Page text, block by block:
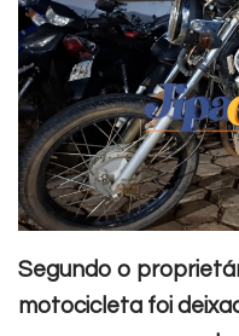
Segundo o
motocicleta foi